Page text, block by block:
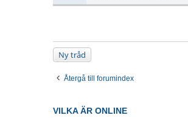
Ny tråd
Återgå till forumindex
VILKA ÄR ONLINE